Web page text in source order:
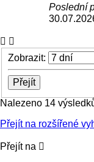
Poslední
Zobrazit:
Nalezeno 14
Přejít na rozšířené
Přejít na